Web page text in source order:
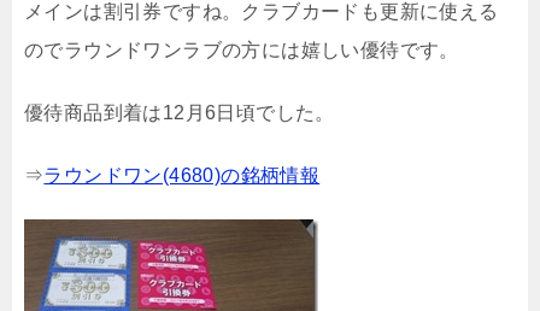
メインは割引券ですね。クラブカードも更新に使える
のでラウンドワンラブの方には嬉しい優待です。
優待商品到着は12月6日頃でした。
⇒ラウンドワン(4680)の銘柄情報